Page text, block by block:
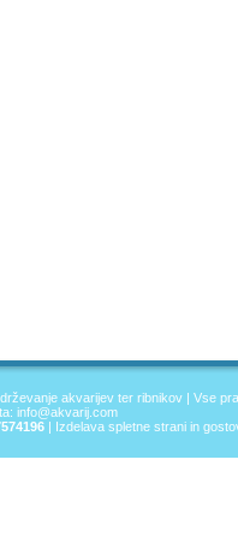
akvarijev ter ribnikov | Vse
info@akvarij.com
| Izdelava spletne strani in